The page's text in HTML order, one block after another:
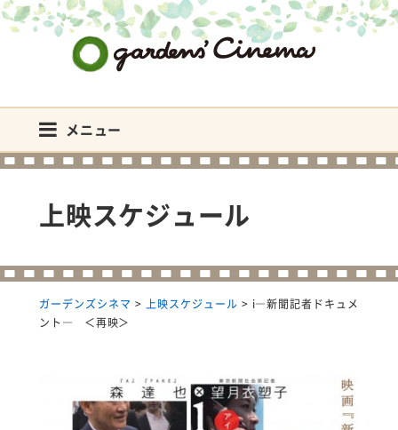
メニュー
上映スケジュール
ガーデンズシネマ > 上映スケジュール > i―新聞記者ドキュメ
ント― ＜再映＞